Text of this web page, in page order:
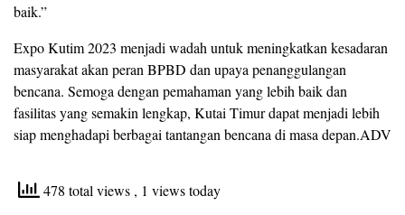
baik.”
Expo Kutim 2023 menjadi wadah untuk meningkatkan kesadaran
masyarakat akan peran BPBD dan upaya penanggulangan
bencana. Semoga dengan pemahaman yang lebih baik dan
fasilitas yang semakin lengkap, Kutai Timur dapat menjadi lebih
siap menghadapi berbagai tantangan bencana di masa depan.ADV
478 total views , 1 views today